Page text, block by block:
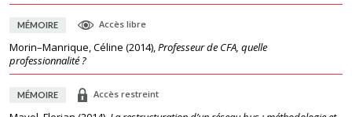
MÉMOIRE Accès libre
Morin–Manrique, Céline (2014),Professeur de CFA, quelle
professionnalité ?
MÉMOIRE Accès restreint